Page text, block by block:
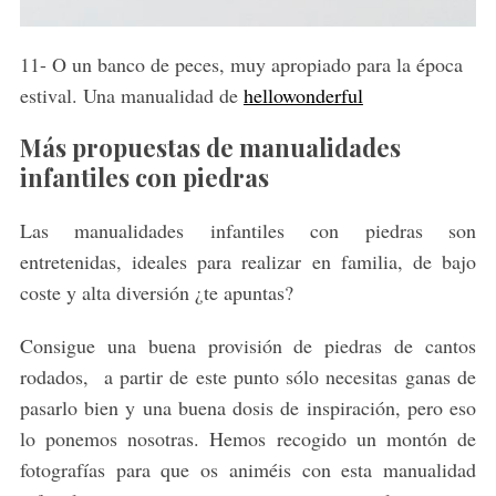
11- O un banco de peces, muy apropiado para la época
estival. Una manualidad de hellowonderful
Más propuestas de manualidades
infantiles con piedras
Las manualidades infantiles con piedras son
entretenidas, ideales para realizar en familia, de bajo
coste y alta diversión ¿te apuntas?
Consigue una buena provisión de piedras de cantos
rodados, a partir de este punto sólo necesitas ganas de
pasarlo bien y una buena dosis de inspiración, pero eso
lo ponemos nosotras. Hemos recogido un montón de
fotografías para que os animéis con esta manualidad